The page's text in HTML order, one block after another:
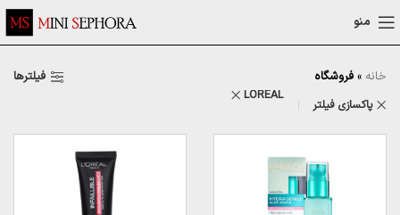
منو
خانه » فروشگاه فیلترها
پاکسازی فیلتر
LOREAL